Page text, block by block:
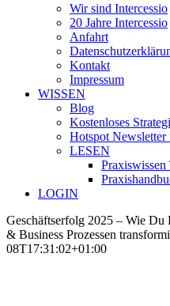
Wir sind Intercessio
20 Jahre Intercessio
Anfahrt
Kontakt
Impressum
WISSEN
Blog
Kostenloses
Hotspot
LESEN
LOGIN
Geschäftserfolg 2025 – Wie
& Business Prozessen
08T17:31:02+01:00